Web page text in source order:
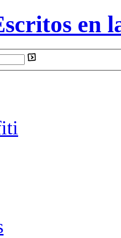
en